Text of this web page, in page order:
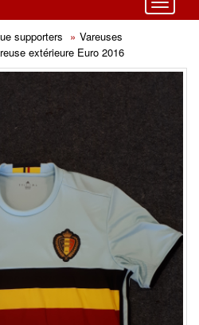
supporters
Vareuses
extérieure Euro 2016